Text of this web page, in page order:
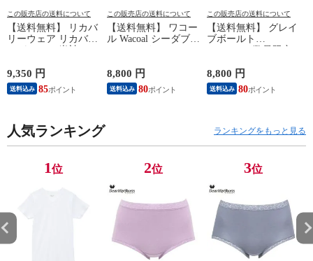
この販売店の送料について
【送料無料】 リカバ
リーウェア リカバリ
ーパジャマ 半袖 メ
ームウェア パジャマ
リカバリーケア 7分
丈パンツ 疲労回復
9,350 円
送料込み 85
この販売店の送料について
【送料無料】 ワコー
ル Wacoal シーダブリ
JYURYU 柔流 ジュウ
リュウ メンズ トッ
プ SML ハイネック
8,800 円
送料込み 80
この販売店の送料について
【送料無料】 グレイ
ブボールト
Gravevault 数量限定
サーパンツ おまかせ
3P 福袋 ショート ロ
ーライズ 3枚セット
8,800 円
送料込み 80
人気ランキング ランキングをもっと見る
1位 2位 3位